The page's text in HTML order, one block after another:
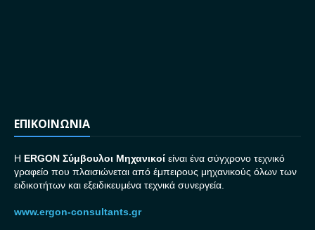
ΕΠΙΚΟΙΝΩΝΙΑ
H ERGON Σύμβουλοι Μηχανικοί είναι ένα σύγχρονο τεχνικό
γραφείο που πλαισιώνεται από έμπειρους μηχανικούς όλων των
ειδικοτήτων και εξειδικευμένα τεχνικά συνεργεία.
www.ergon-consultants.gr